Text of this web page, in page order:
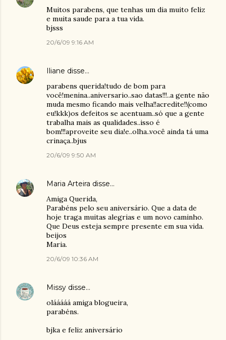
Muitos parabens, que tenhas um dia muito feliz
e muita saude para a tua vida.
bjsss
20/6/09 9:16 AM
Iliane disse…
parabens querida!tudo de bom para
você!menina..aniversario..sao datas!!!..a gente não
muda mesmo ficando mais velha!!acredite!!(como
eu!kkk)os defeitos se acentuam..só que a gente
trabalha mais as qualidades..isso é
bom!!!aproveite seu dia!e..olha..você ainda tá uma
crinaça..bjus
20/6/09 9:50 AM
Maria Arteira disse…
Amiga Querida,
Parabéns pelo seu aniversário. Que a data de
hoje traga muitas alegrias e um novo caminho.
Que Deus esteja sempre presente em sua vida.
beijos
Maria.
20/6/09 10:36 AM
Missy disse…
olááááá amiga blogueira,
parabéns.
bjka e feliz aniversário